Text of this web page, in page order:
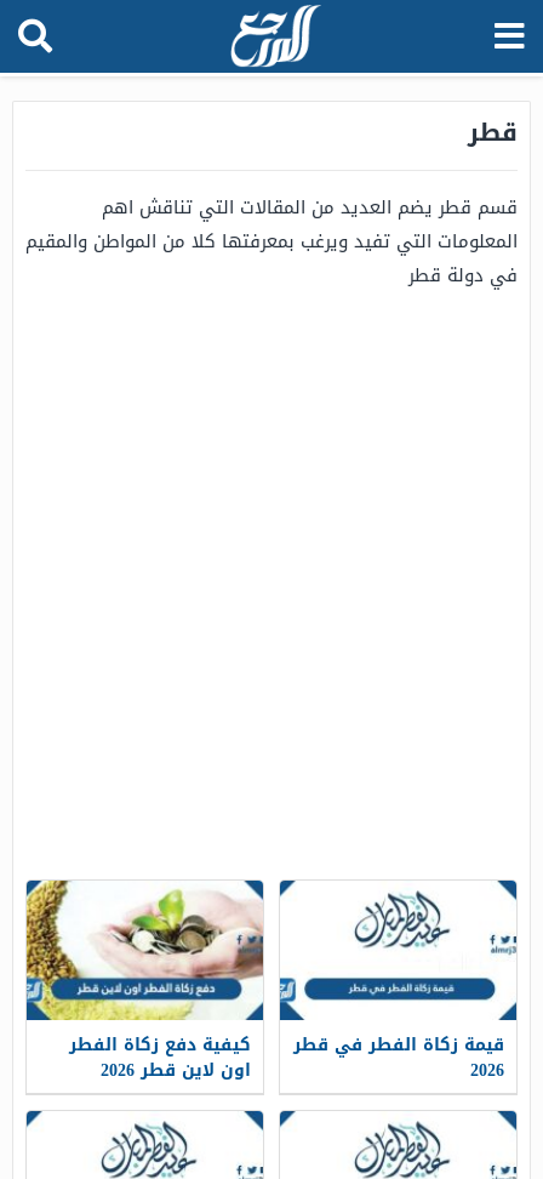
قطر
قسم قطر يضم العديد من المقالات التي تناقش اهم
المعلومات التي تفيد ويرغب بمعرفتها كلا من المواطن والمقيم
في دولة قطر
قيمة زكاة الفطر في قطر
2026
كيفية دفع زكاة الفطر
اون لاين قطر 2026